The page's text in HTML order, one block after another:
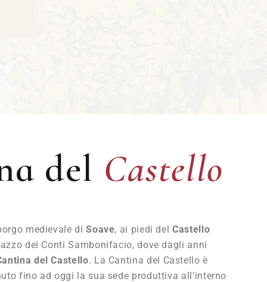
del Castello
medievale diSoave, ai piedi delCastello
dei Conti Sambonifacio, dove dagli anni
del Castello. La Cantina del Castello è
fino ad oggi la sua sede produttiva all’interno